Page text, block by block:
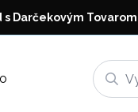
Darčekovým Tovarom